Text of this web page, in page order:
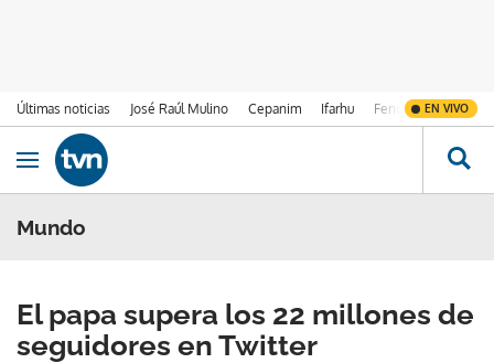
Últimas noticias José Raúl Mulino Cepanim Ifarhu Fenómeno de El
EN VIVO
Ir al contenido
Obrir navegació
Mundo
El papa supera los 22 millones de
seguidores en Twitter